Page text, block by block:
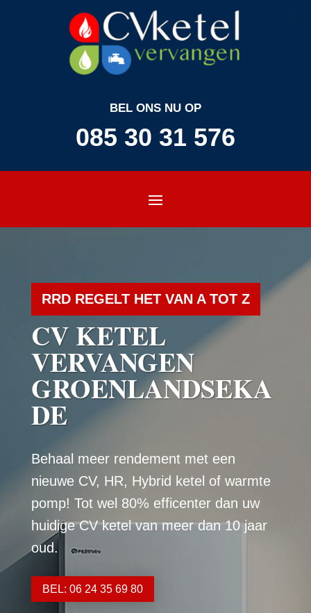
BEL ONS NU OP
085 30 31 576
RRD REGELT HET VAN A TOT Z
CV KETEL
VERVANGEN
GROENLANDSEKA
DE
Behaal meer rendement met een
nieuwe CV, HR, Hybrid ketel of warmte
pomp! Tot wel 80% efficenter dan uw
huidige CV ketel van meer dan 10 jaar
oud.
BEL: 06 24 35 69 80